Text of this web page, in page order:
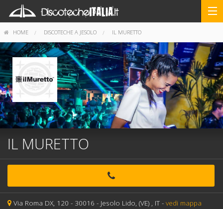
HOME DISCOTECHE A JESOLO IL MURETTO
IL MURETTO
Via Roma DX, 120 - 30016 - Jesolo Lido, (VE) , IT - vedi mappa